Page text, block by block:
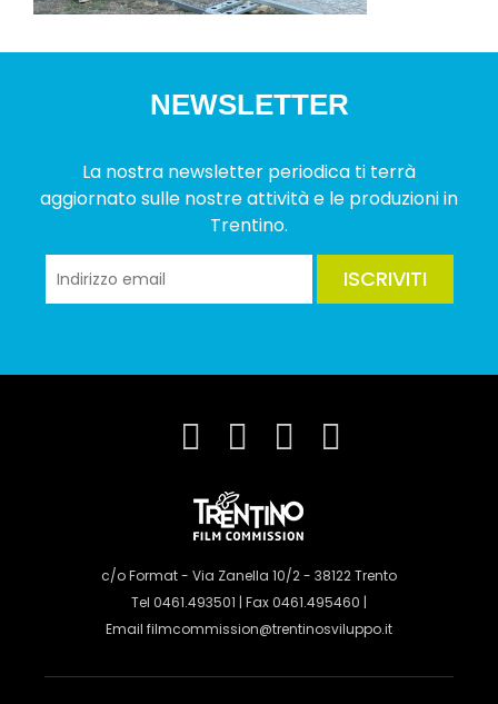
NEWSLETTER
La nostra newsletter periodica ti terrà
aggiornato sulle nostre attività e le produzioni in
Trentino.
ISCRIVITI
c/o Format - Via Zanella 10/2 - 38122 Trento
Tel 0461.493501 | Fax 0461.495460 |
Email filmcommission@trentinosviluppo.it